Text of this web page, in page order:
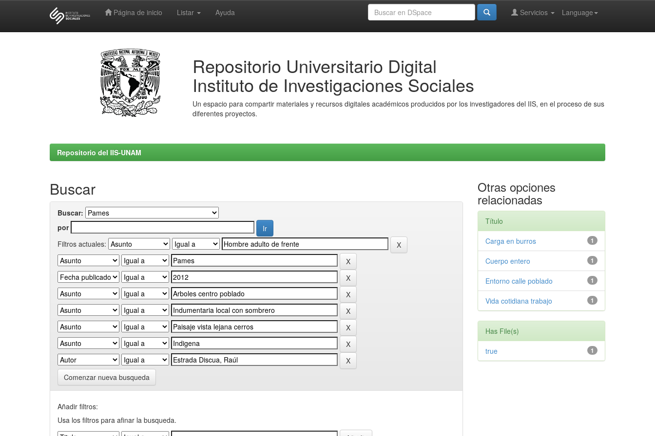
Página de inicio Listar Ayuda Language
Servicios
Repositorio Universitario Digital
Instituto de Investigaciones Sociales
Un espacio para compartir materiales y recursos digitales académicos producidos por los investigadores del IIS, en el proceso de sus
diferentes proyectos.
Repositorio del IIS-UNAM
Buscar
Buscar:
por
Filtros actuales:
Comenzar nueva busqueda
Añadir filtros:
Usa los filtros para afinar la busqueda.
Otras opciones
relacionadas
Título
1
Carga en burros
1
Cuerpo entero
1
Entorno calle poblado
1
Vida cotidiana trabajo
Has File(s)
1
true